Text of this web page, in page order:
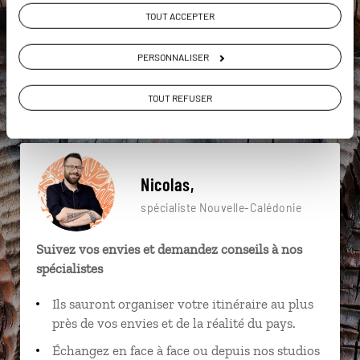
TOUT ACCEPTER
PERSONNALISER
TOUT REFUSER
Chutes de la Madeleine
Baie de Kanumera
Nicolas,
spécialiste Nouvelle-Calédonie
Suivez vos envies et demandez conseils à nos
spécialistes
Ils sauront organiser votre itinéraire au plus
près de vos envies et de la réalité du pays.
Échangez en face à face ou depuis nos studios